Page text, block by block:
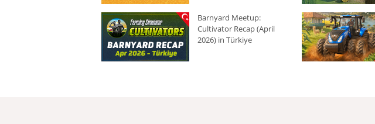
Barnyard Meetup:
Cultivator Recap (April
2026) in Türkiye